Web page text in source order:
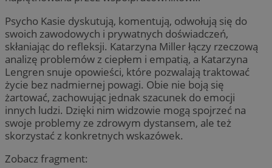
Psycho Kasie dyskutują, komentują, odwołują się do
swoich zawodowych i prywatnych doświadczeń,
skłaniając do refleksji. Katarzyna Miller łączy rzeczową
analizę problemów z ciepłem i empatią, a Katarzyna
Lengren snuje opowieści, które pozwalają traktować
życie bez nadmiernej powagi. Obie nie boją się
żartować, zachowując jednak szacunek do emocji
innych ludzi. Dzięki nim widzowie mogą spojrzeć na
swoje problemy ze zdrowym dystansem, ale też
skorzystać z konkretnych wskazówek.
Zobacz fragment: